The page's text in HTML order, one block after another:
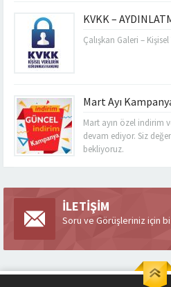
KVKK –
Çalışkan Galeri –
Mart Ayı
Mart ayın özel indirim
devam ediyor. Siz
bekliyoruz.
İLETİŞİM
Soru ve Görüşleriniz için